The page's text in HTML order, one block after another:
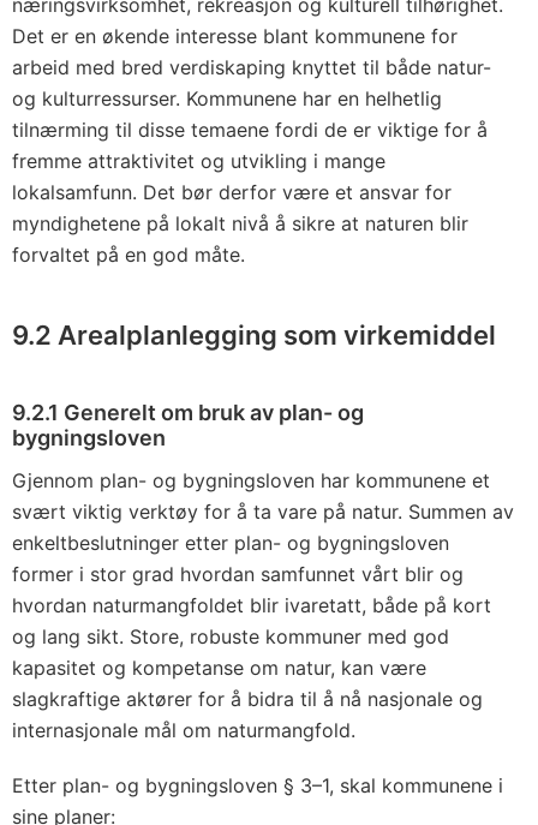
næringsvirksomhet, rekreasjon og kulturell tilhørighet.
Det er en økende interesse blant kommunene for
arbeid med bred verdiskaping knyttet til både natur-
og kulturressurser. Kommunene har en helhetlig
tilnærming til disse temaene fordi de er viktige for å
fremme attraktivitet og utvikling i mange
lokalsamfunn. Det bør derfor være et ansvar for
myndighetene på lokalt nivå å sikre at naturen blir
forvaltet på en god måte.
9.2 Arealplanlegging som virkemiddel
9.2.1 Generelt om bruk av plan- og
bygningsloven
Gjennom plan- og bygningsloven har kommunene et
svært viktig verktøy for å ta vare på natur. Summen av
enkeltbeslutninger etter plan- og bygningsloven
former i stor grad hvordan samfunnet vårt blir og
hvordan naturmangfoldet blir ivaretatt, både på kort
og lang sikt. Store, robuste kommuner med god
kapasitet og kompetanse om natur, kan være
slagkraftige aktører for å bidra til å nå nasjonale og
internasjonale mål om naturmangfold.
Etter plan- og bygningsloven § 3–1, skal kommunene i
sine planer: